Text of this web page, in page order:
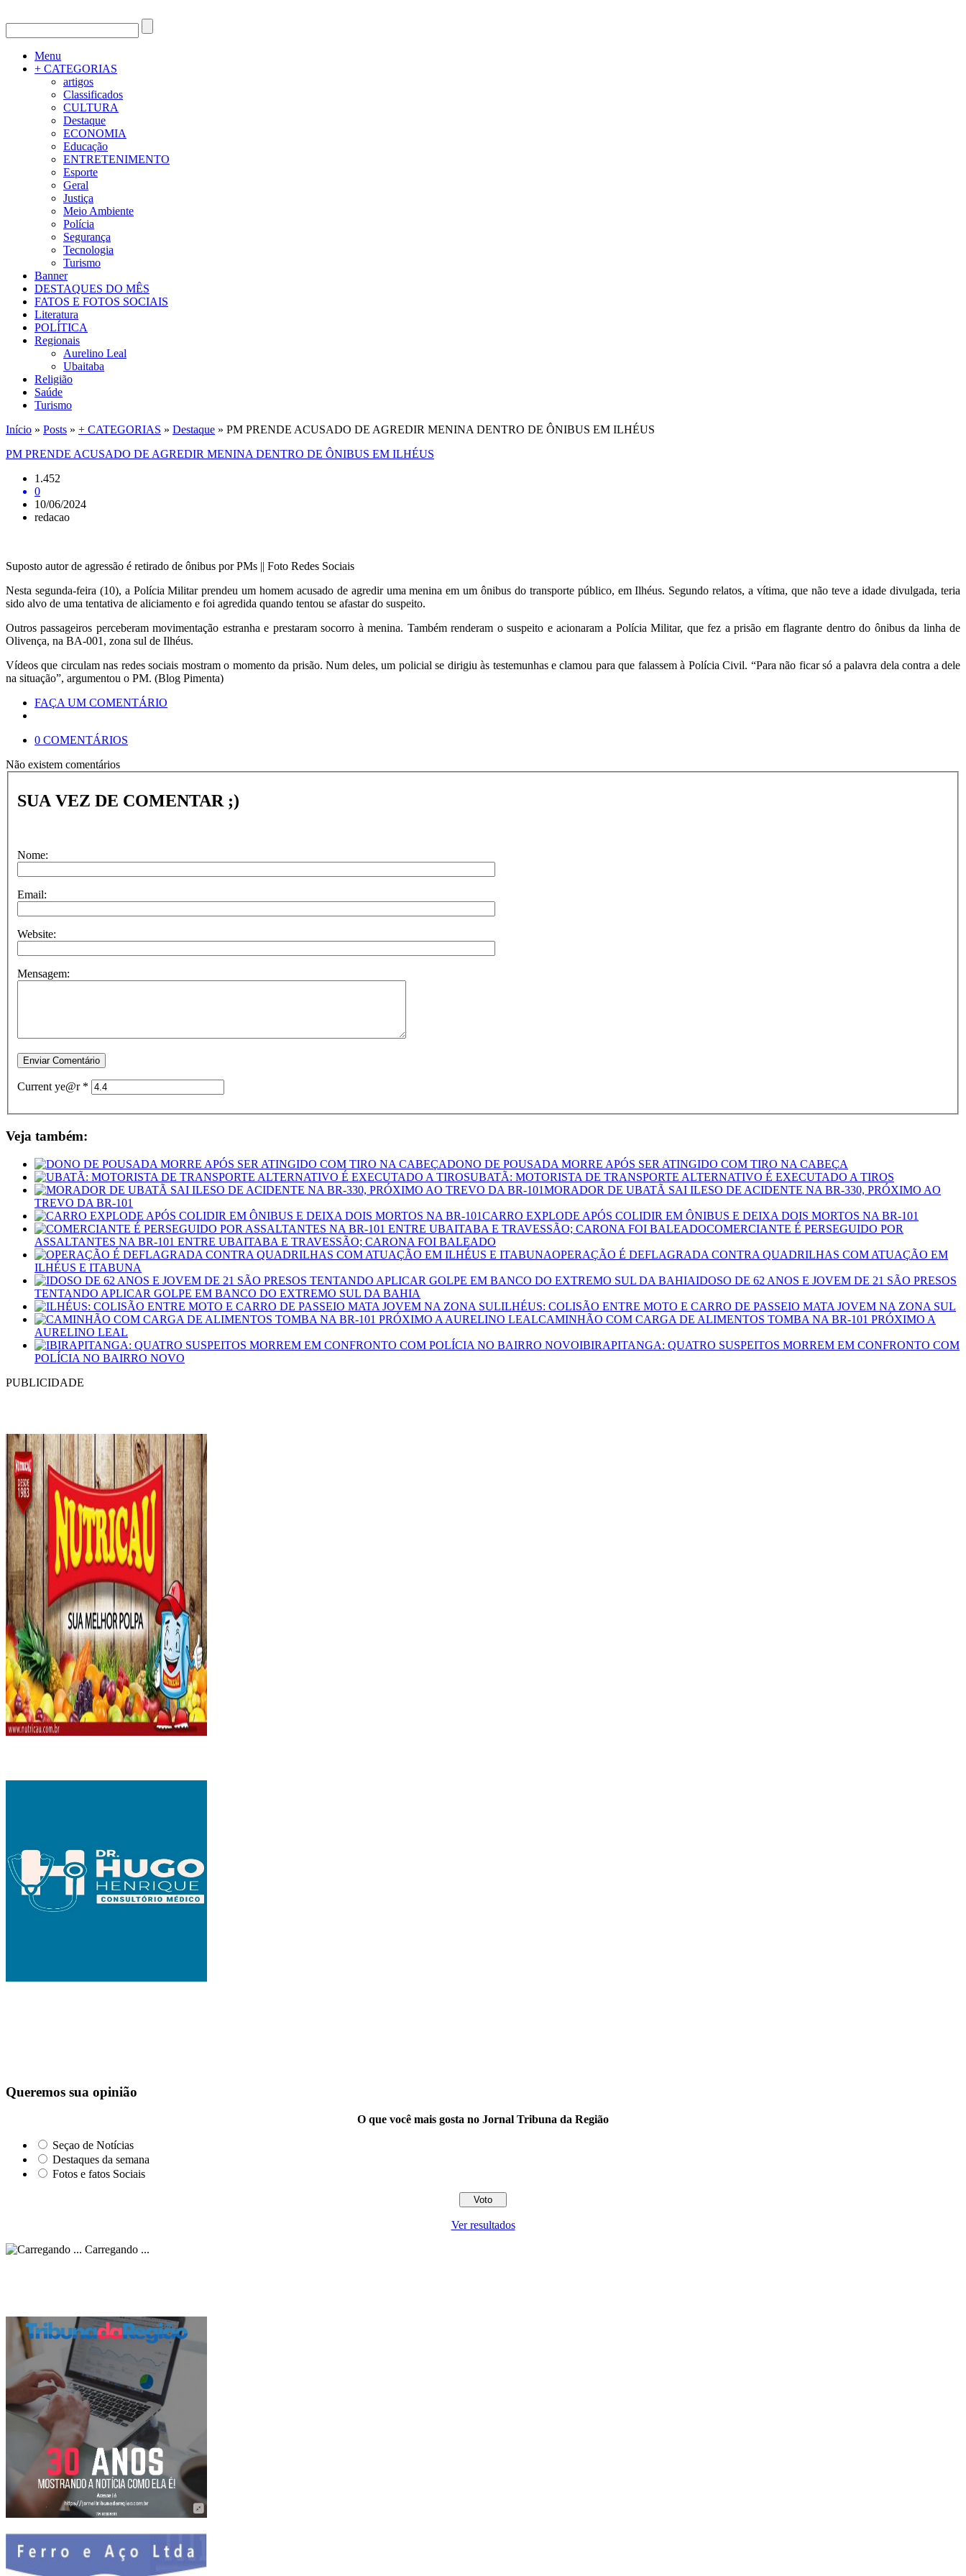
Menu
+ CATEGORIAS
artigos
Classificados
CULTURA
Destaque
ECONOMIA
Educação
ENTRETENIMENTO
Esporte
Geral
Justiça
Meio Ambiente
Polícia
Segurança
Tecnologia
Turismo
Banner
DESTAQUES DO MÊS
FATOS E FOTOS SOCIAIS
Literatura
POLÍTICA
Regionais
Aurelino Leal
Ubaitaba
Religião
Saúde
Turismo
Início » Posts » + CATEGORIAS » Destaque » PM PRENDE ACUSADO DE AGREDIR MENINA DENTRO DE ÔNIBUS EM ILHÉUS
PM PRENDE ACUSADO DE AGREDIR MENINA DENTRO DE ÔNIBUS EM ILHÉUS
1.452
0
10/06/2024
redacao
Suposto autor de agressão é retirado de ônibus por PMs || Foto Redes Sociais
Nesta segunda-feira (10), a Polícia Militar prendeu um homem acusado de agredir uma menina em um ônibus do transporte público, em Ilhéus. Segundo relatos, a vítima, que não teve a idade divulgada, teria
sido alvo de uma tentativa de aliciamento e foi agredida quando tentou se afastar do suspeito.
Outros passageiros perceberam movimentação estranha e prestaram socorro à menina. Também renderam o suspeito e acionaram a Polícia Militar, que fez a prisão em flagrante dentro do ônibus da linha de
Olivença, na BA-001, zona sul de Ilhéus.
Vídeos que circulam nas redes sociais mostram o momento da prisão. Num deles, um policial se dirigiu às testemunhas e clamou para que falassem à Polícia Civil. “Para não ficar só a palavra dela contra a dele
na situação”, argumentou o PM. (Blog Pimenta)
FAÇA UM COMENTÁRIO
0 COMENTÁRIOS
Não existem comentários
SUA VEZ DE COMENTAR ;)
Nome:
Email:
Website:
Mensagem:
Current ye@r *
Veja também:
DONO DE POUSADA MORRE APÓS SER ATINGIDO COM TIRO NA CABEÇA
UBATÃ: MOTORISTA DE TRANSPORTE ALTERNATIVO É EXECUTADO A TIROS
MORADOR DE UBATÃ SAI ILESO DE ACIDENTE NA BR-330, PRÓXIMO AO
TREVO DA BR-101
CARRO EXPLODE APÓS COLIDIR EM ÔNIBUS E DEIXA DOIS MORTOS NA BR-101
COMERCIANTE É PERSEGUIDO POR
ASSALTANTES NA BR-101 ENTRE UBAITABA E TRAVESSÃO; CARONA FOI BALEADO
OPERAÇÃO É DEFLAGRADA CONTRA QUADRILHAS COM ATUAÇÃO EM
ILHÉUS E ITABUNA
IDOSO DE 62 ANOS E JOVEM DE 21 SÃO PRESOS
TENTANDO APLICAR GOLPE EM BANCO DO EXTREMO SUL DA BAHIA
ILHÉUS: COLISÃO ENTRE MOTO E CARRO DE PASSEIO MATA JOVEM NA ZONA SUL
CAMINHÃO COM CARGA DE ALIMENTOS TOMBA NA BR-101 PRÓXIMO A
AURELINO LEAL
IBIRAPITANGA: QUATRO SUSPEITOS MORREM EM CONFRONTO COM
POLÍCIA NO BAIRRO NOVO
PUBLICIDADE
Queremos sua opinião
O que você mais gosta no Jornal Tribuna da Região
Seçao de Notícias
Destaques da semana
Fotos e fatos Sociais
Ver resultados
Carregando ...